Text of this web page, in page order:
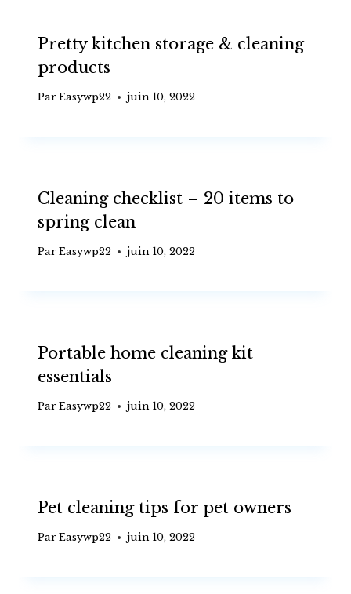
Pretty kitchen storage & cleaning
products
Par Easywp22 juin 10, 2022
Cleaning checklist – 20 items to
spring clean
Par Easywp22 juin 10, 2022
Portable home cleaning kit
essentials
Par Easywp22 juin 10, 2022
Pet cleaning tips for pet owners
Par Easywp22 juin 10, 2022